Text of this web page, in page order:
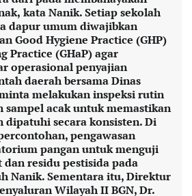
kata Nanik. Setiap sekolah
dapur umum diwajibkan
Good Hygiene Practice (GHP)
Practice (GHaP) agar
operasional penyajian
daerah bersama Dinas
melakukan inspeksi rutin
sampel acak untuk memastikan
secara konsisten. Di
pengawasan
pangan untuk menguji
residu pestisida pada
Nanik. Sementara itu, Direktur
Wilayah II BGN, Dr.